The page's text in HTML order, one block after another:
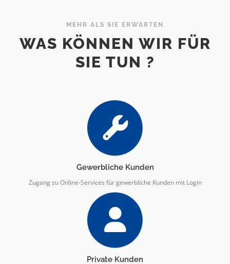
MEHR ALS SIE ERWARTEN
WAS KÖNNEN WIR FÜR
SIE TUN ?
Gewerbliche Kunden
Zugang zu Online-Services für gewerbliche Kunden mit Login
Private Kunden